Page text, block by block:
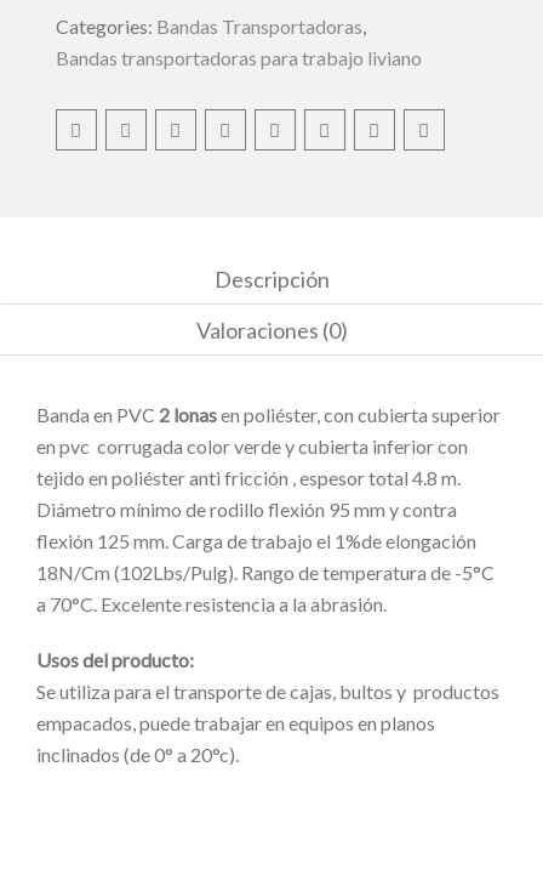
Categories: Bandas Transportadoras,
Bandas transportadoras para trabajo liviano
Descripción
Valoraciones (0)
Banda en PVC 2 lonasen poliéster, con cubierta superior
en pvc corrugada color verde y cubierta inferior con
tejido en poliéster anti fricción , espesor total 4.8 m.
Diámetro mínimo de rodillo flexión 95 mm y contra
flexión 125 mm. Carga de trabajo el 1%de elongación
18N/Cm (102Lbs/Pulg). Rango de temperatura de -5°C
a 70°C. Excelente resistencia a la abrasión.
Usos del producto:
Se utiliza para el transporte de cajas, bultos y productos
empacados, puede trabajar en equipos en planos
inclinados (de 0° a 20°c).